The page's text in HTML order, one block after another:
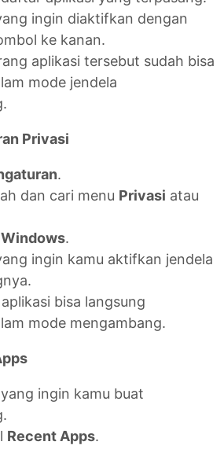
ingin diaktifkan dengan
ke kanan.
aplikasi tersebut sudah bisa
mode jendela
Privasi
.
dan cari menu Privasi atau
.
ingin kamu aktifkan jendela
bisa langsung
mode mengambang.
ingin kamu buat
Recent Apps.